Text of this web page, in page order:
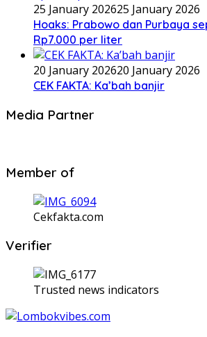
25 January 202625 January 2026
Hoaks: Prabowo dan Purbaya
Rp7.000 per liter
20 January 202620 January 2026
CEK FAKTA: Ka’bah banjir
Media Partner
Member of
Cekfakta.com
Verifier
Trusted news indicators